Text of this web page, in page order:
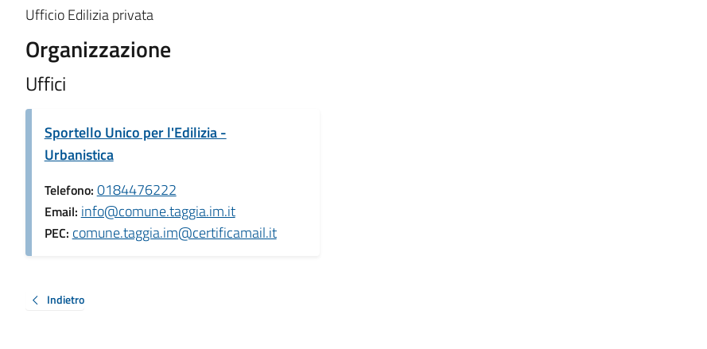
Ufficio Edilizia privata
Organizzazione
Uffici
Sportello Unico per l'Edilizia -
Urbanistica
Telefono: 0184476222
Email: info@comune.taggia.im.it
PEC: comune.taggia.im@certificamail.it
Indietro